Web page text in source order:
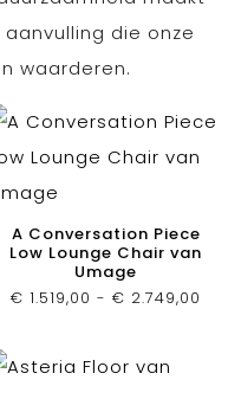
die onze
waarderen.
A Conversation Piece
Low Lounge Chair van
Umage
€ 1.519,00 - € 2.749,00